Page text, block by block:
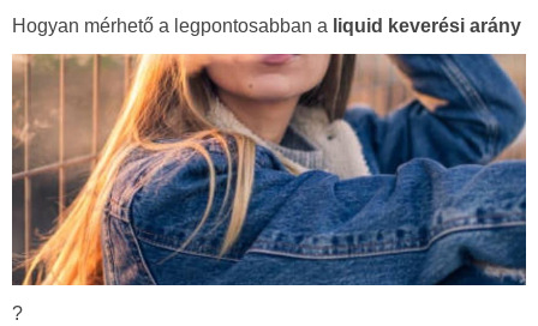
Hogyan mérhető a legpontosabban a liquid keverési arány
?